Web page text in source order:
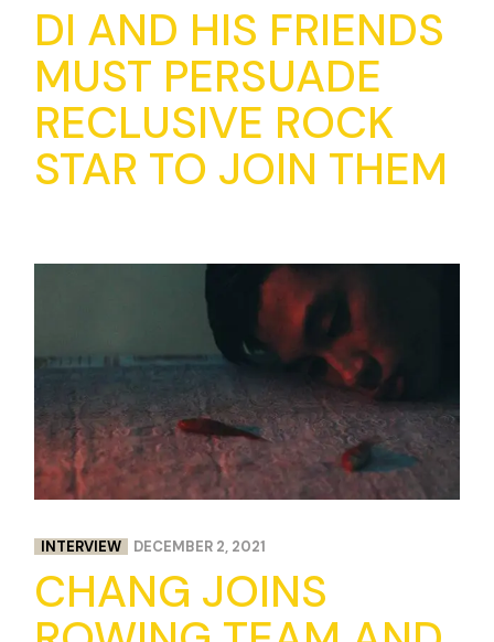
DI AND HIS FRIENDS
MUST PERSUADE
RECLUSIVE ROCK
STAR TO JOIN THEM
INTERVIEW DECEMBER 2, 2021
CHANG JOINS